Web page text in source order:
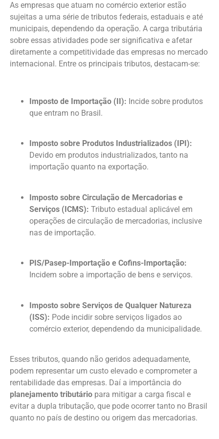
As empresas que atuam no comércio exterior estão
sujeitas a uma série de tributos federais, estaduais e até
municipais, dependendo da operação. A carga tributária
sobre essas atividades pode ser significativa e afetar
diretamente a competitividade das empresas no mercado
internacional. Entre os principais tributos, destacam-se:
Imposto de Importação (II): Incide sobre produtos
que entram no Brasil.
Imposto sobre Produtos Industrializados (IPI):
Devido em produtos industrializados, tanto na
importação quanto na exportação.
Imposto sobre Circulação de Mercadorias e
Serviços (ICMS): Tributo estadual aplicável em
operações de circulação de mercadorias, inclusive
nas de importação.
PIS/Pasep-Importação e Cofins-Importação:
Incidem sobre a importação de bens e serviços.
Imposto sobre Serviços de Qualquer Natureza
(ISS): Pode incidir sobre serviços ligados ao
comércio exterior, dependendo da municipalidade.
Esses tributos, quando não geridos adequadamente,
podem representar um custo elevado e comprometer a
rentabilidade das empresas. Daí a importância do
planejamento tributário para mitigar a carga fiscal e
evitar a dupla tributação, que pode ocorrer tanto no Brasil
quanto no país de destino ou origem das mercadorias.